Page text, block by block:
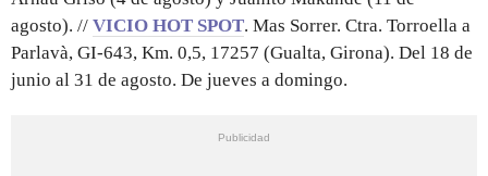
agosto). // VICIO HOT SPOT. Mas Sorrer. Ctra. Torroella a
Parlavà, GI-643, Km. 0,5, 17257 (Gualta, Girona). Del 18 de
junio al 31 de agosto. De jueves a domingo.